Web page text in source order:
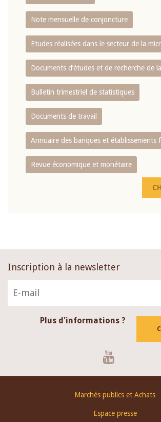
Note mensuelle de conjoncture
Etudes réalisées dans le secteur de la
Documents d’études et de recherche de
Bulletin trimestriel de statistiques
Documents de travail
Annuaire des banques et établissements
Revue économique et monétaire
Inscription à la newsletter
Plus d'informations ?
Marchés publics et Achats
Espace presse